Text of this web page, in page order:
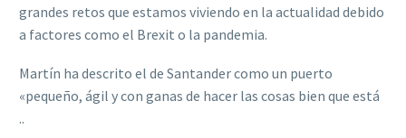
grandes retos que estamos viviendo en la actualidad debido
a factores como el Brexit o la pandemia.
Martín ha descrito el de Santander como un puerto
«pequeño, ágil y con ganas de hacer las cosas bien que está
..